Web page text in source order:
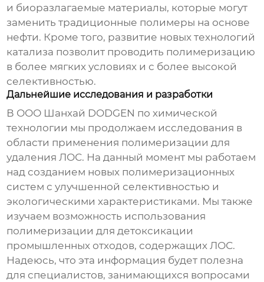
и биоразлагаемые материалы, которые могут
заменить традиционные полимеры на основе
нефти. Кроме того, развитие новых технологий
катализа позволит проводить полимеризацию
в более мягких условиях и с более высокой
селективностью.
Дальнейшие исследования и разработки
В ООО Шанхай DODGEN по химической
технологии мы продолжаем исследования в
области применения полимеризации для
удаления ЛОС. На данный момент мы работаем
над созданием новых полимеризационных
систем с улучшенной селективностью и
экологическими характеристиками. Мы также
изучаем возможность использования
полимеризации для детоксикации
промышленных отходов, содержащих ЛОС.
Надеюсь, что эта информация будет полезна
для специалистов, занимающихся вопросами